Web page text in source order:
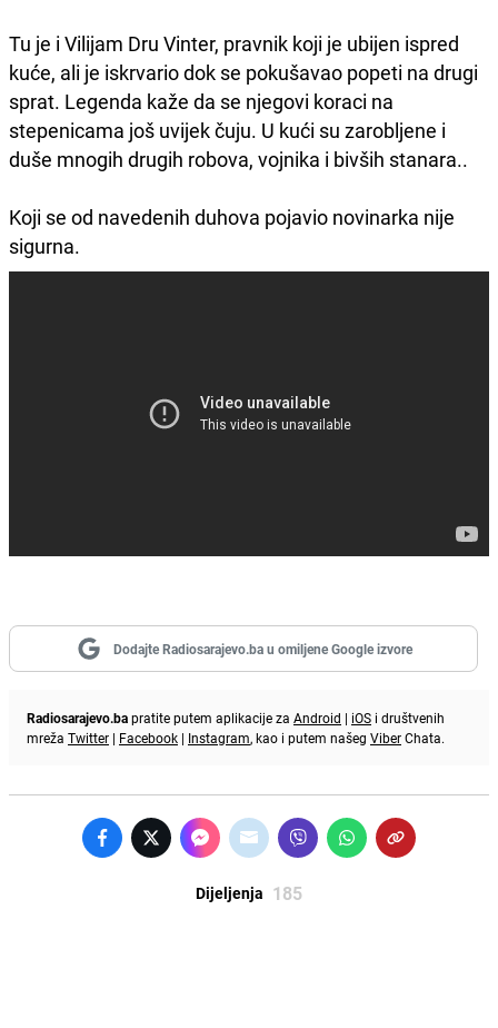
Tu je i Vilijam Dru Vinter, pravnik koji je ubijen ispred
kuće, ali je iskrvario dok se pokušavao popeti na drugi
sprat. Legenda kaže da se njegovi koraci na
stepenicama još uvijek čuju. U kući su zarobljene i
duše mnogih drugih robova, vojnika i bivših stanara..
Koji se od navedenih duhova pojavio novinarka nije
sigurna.
Dodajte Radiosarajevo.ba u omiljene Google izvore
Radiosarajevo.bapratite putem aplikacije za Android | iOS i društvenih
mreža Twitter | Facebook | Instagram, kao i putem našeg ViberChata.
Dijeljenja 185